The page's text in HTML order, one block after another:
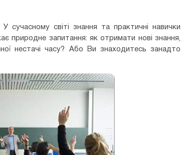
сучасному світі знання та практичні навички
природне запитання: як отримати нові знання,
нестачі часу? Або Ви знаходитесь занадто